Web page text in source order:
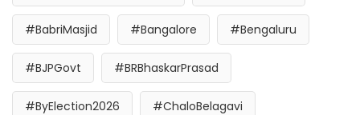
#BabriMasjid #Bangalore #Bengaluru
#BJPGovt #BRBhaskarPrasad
#ByElection2026 #ChaloBelagavi